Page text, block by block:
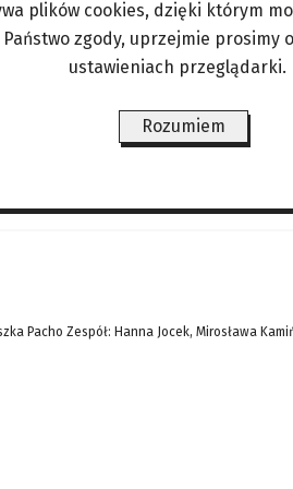
kobiet tego
America Ferrera, ale i
pięć kategorii, które mają
Pacho Zespół: Hanna Jocek, Mirosława
plików cookies, dzięki którym
Państwo zgody, uprzejmie prosimy
ustawieniach przeglądarki.
Rozumiem